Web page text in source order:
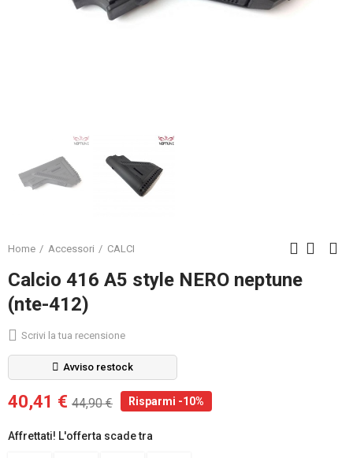
Home Accessori CALCI
Calcio 416 A5 style NERO neptune
(nte-412)
Scrivi la tua recensione
Avviso restock
40,41 € 44,90 € Risparmi -10%
Affrettati! L'offerta scade tra